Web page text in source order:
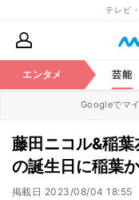
テレビ
エンタメ 芸能
Googleでマ
藤田ニコル&稲
の誕生日に稲葉
掲載日 2023/08/04 18:55